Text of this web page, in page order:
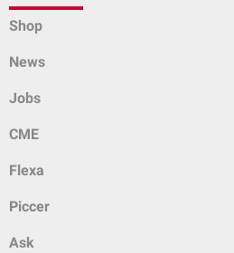
Shop
News
Jobs
CME
Flexa
Piccer
Ask